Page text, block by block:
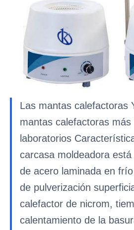
Las mantas calefactoras
mantas calefactoras
laboratorios
carcasa moldeadora
de acero laminada en
de pulverización
calefactor de nicrom,
calentamiento de la